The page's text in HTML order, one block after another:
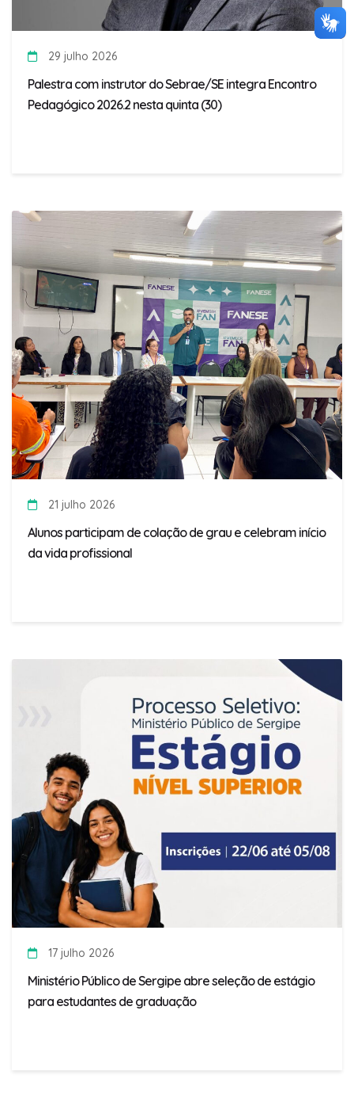
29 julho 2026
Palestra com instrutor do Sebrae/SE integra Encontro
Pedagógico 2026.2 nesta quinta (30)
21 julho 2026
Alunos participam de colação de grau e celebram início
da vida profissional
17 julho 2026
Ministério Público de Sergipe abre seleção de estágio
para estudantes de graduação